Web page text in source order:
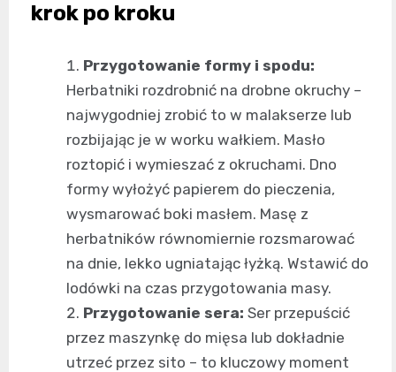
krok po kroku
Przygotowanie formy i spodu:
Herbatniki rozdrobnić na drobne okruchy –
najwygodniej zrobić to w malakserze lub
rozbijając je w worku wałkiem. Masło
roztopić i wymieszać z okruchami. Dno
formy wyłożyć papierem do pieczenia,
wysmarować boki masłem. Masę z
herbatników równomiernie rozsmarować
na dnie, lekko ugniatając łyżką. Wstawić do
lodówki na czas przygotowania masy.
Przygotowanie sera: Ser przepuścić
przez maszynkę do mięsa lub dokładnie
utrzeć przez sito – to kluczowy moment